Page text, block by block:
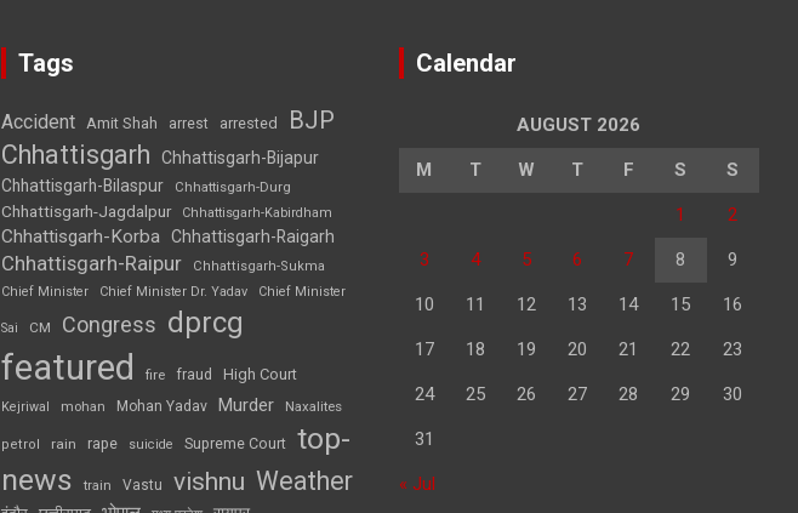
Tags
Accident Amit Shah arrest arrested BJP
Chhattisgarh
Chhattisgarh-Bijapur
Chhattisgarh-Bilaspur
Chhattisgarh-Durg
Chhattisgarh-Jagdalpur Chhattisgarh-Kabirdham
Chhattisgarh-Korba Chhattisgarh-Raigarh
Chhattisgarh-Raipur
Chhattisgarh-Sukma
Chief Minister
Chief Minister Dr. Yadav Chief Minister
Sai CM Congress dprcg
featured fire fraud High Court
Kejriwal mohan Mohan Yadav Murder Naxalites
petrol rain rape suicide Supreme Court top-
news
train Vastu vishnu Weather
Calendar
AUGUST 2026
M T W T F S S
1 2
3 4 5 6 7 8 9
10 11 12 13 14 15 16
17 18 19 20 21 22 23
24 25 26 27 28 29 30
31
« Jul